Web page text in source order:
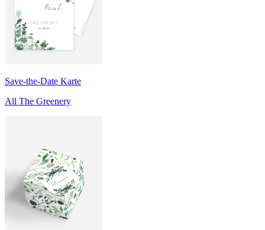
Save-the-Date Karte
All The Greenery